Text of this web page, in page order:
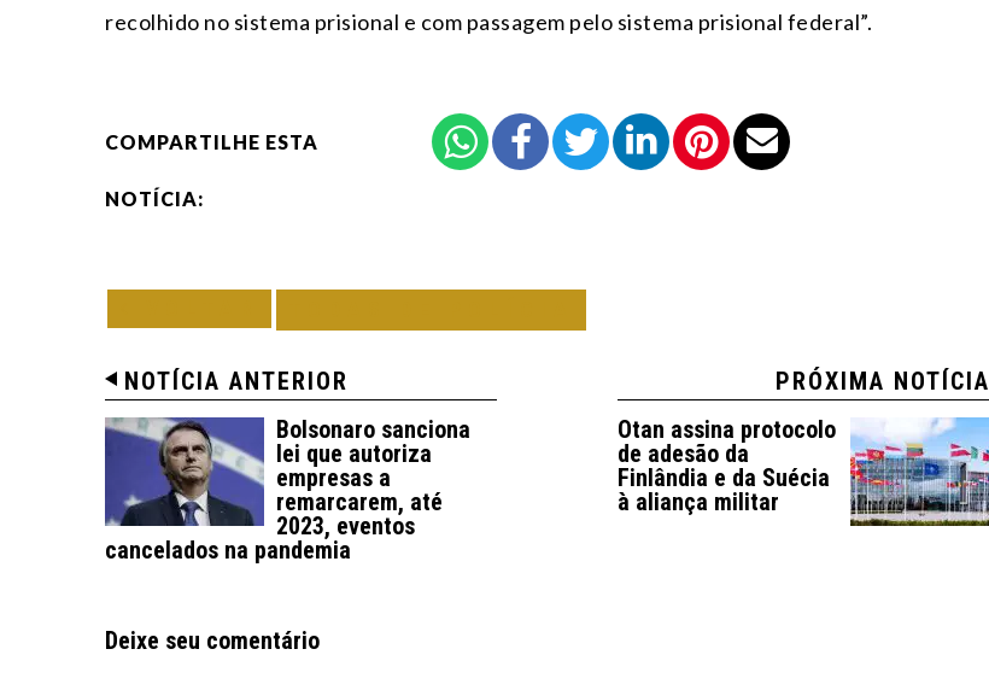
recolhido no sistema prisional e com passagem pelo sistema prisional federal”.
COMPARTILHE ESTA
NOTÍCIA:
NOTÍCIA ANTERIOR
Bolsonaro sanciona
lei que autoriza
empresas a
remarcarem, até
2023, eventos
cancelados na pandemia
PRÓXIMA NOTÍCIA
Otan assina protocolo
de adesão da
Finlândia e da Suécia
à aliança militar
Deixe seu comentário